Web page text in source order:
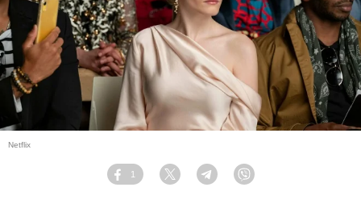
Netflix
Facebook
1
Twitter TelegramViber